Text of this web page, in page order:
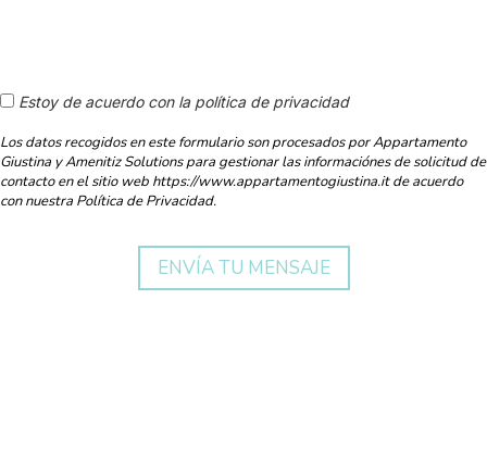
Estoy de acuerdo con la política de privacidad
Los datos recogidos en este formulario son procesados por Appartamento
Giustina y Amenitiz Solutions para gestionar las informaciónes de solicitud de
contacto en el sitio web https://www.appartamentogiustina.it de acuerdo
con nuestra Política de Privacidad.